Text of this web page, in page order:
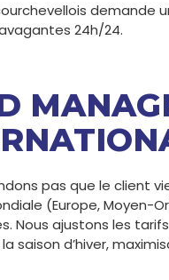
demande
24h/24.
pas que le client
(Europe, Moyen-
Nous ajustons les
saison d’hiver,